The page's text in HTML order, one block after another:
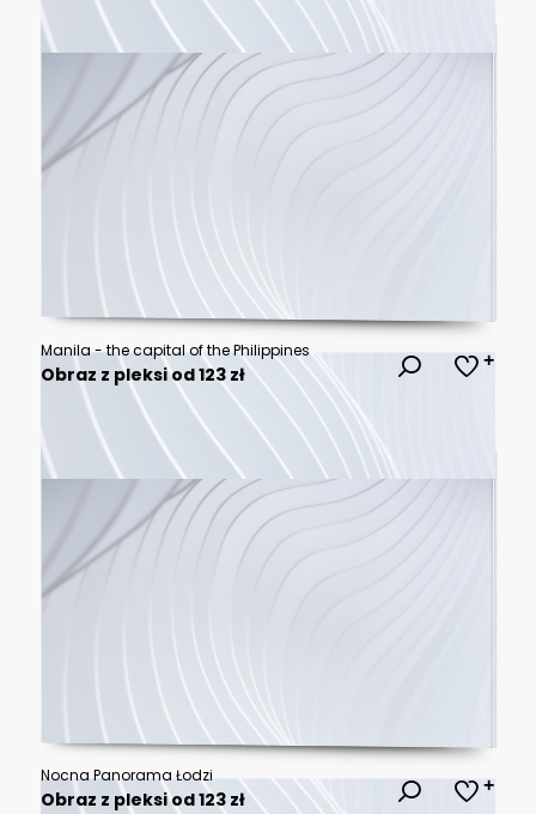
Manila - the capital of the Philippines
Obraz z pleksi od 123 zł
Nocna Panorama Łodzi
Obraz z pleksi od 123 zł